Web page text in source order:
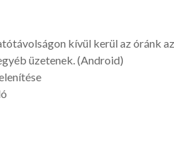
kívül kerül az óránk
üzetenek. (Android)